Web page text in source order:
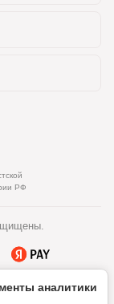
РФ
аналитики